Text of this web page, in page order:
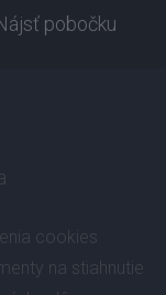
pobočku
cookies
na stiahnutie